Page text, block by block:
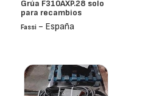
Grúa F310AXP.28 solo
para recambios
Fassi - España